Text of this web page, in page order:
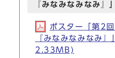
『みなみなみなみ』
ポスター「第2
『みなみなみなみ
2.33MB)